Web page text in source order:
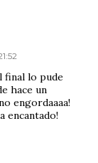
final lo pude
hace un
engordaaaa!
encantado!